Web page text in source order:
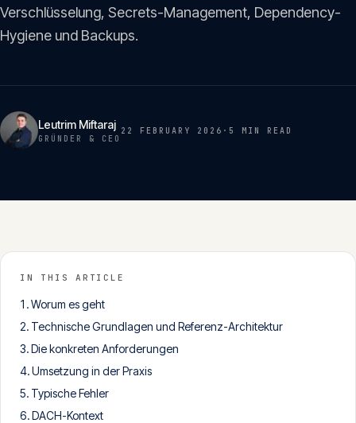
Insights 05
Kontakt
CONTACT
info@innopulse.io
Verschlüsselung, Secrets-Management, Dependency-
Hygiene und Backups.
Leutrim Miftaraj
GRÜNDER & CEO
22 FEBRUARY 2026 · 5 MIN READ
IN THIS ARTICLE
Worum es geht
Technische Grundlagen und Referenz-Architektur
Die konkreten Anforderungen
Umsetzung in der Praxis
Typische Fehler
DACH-Kontext